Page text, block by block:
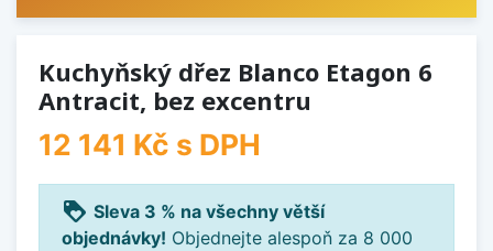
Kuchyňský dřez Blanco Etagon 6
Antracit, bez excentru
12 141 Kč s DPH
loyalty Sleva 3 % na všechny větší
objednávky! Objednejte alespoň za 8 000